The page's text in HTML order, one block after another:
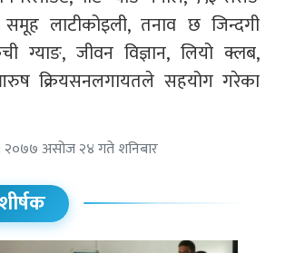
समूह लाटीकोइली, तनाव छ जिन्दगी
ग्याङ, जीवन विज्ञान, लियो क्लब,
क्रियसनलगायतले सहयोग गरेका
: २०७७ असोज २४ गते शनिबार